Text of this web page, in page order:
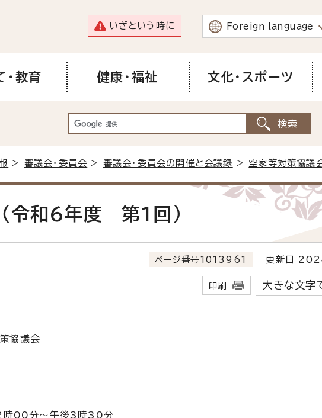
いざという時に Foreign language
・教育 健康・福祉 文化・スポーツ
> 審議会・委員会 > 審議会・委員会の開催と会議録 > 空家等対策協議
令和6年度 第1回）
ページ番号1013961 更新日
印刷 大きな文字
協議会
時00分～午後3時30分